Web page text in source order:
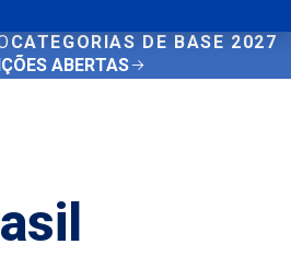
CATEGORIAS DE BASE 2027
ABERTAS